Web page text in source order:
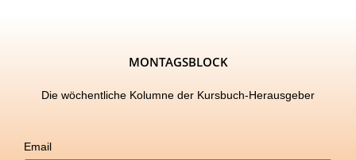
MONTAGSBLOCK
Die wöchentliche Kolumne der Kursbuch-Herausgeber
Email